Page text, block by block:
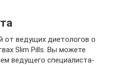
от ведущих диетологов о
Slim Pills. Вы можете
ведущего специалиста-